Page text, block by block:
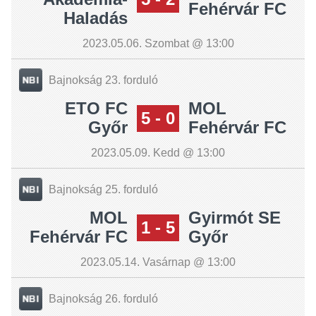
Haladás
Fehérvár FC
2023.05.06. Szombat @ 13:00
Bajnokság 23. forduló
ETO FC
Győr
5 - 0
MOL
Fehérvár FC
2023.05.09. Kedd @ 13:00
Bajnokság 25. forduló
MOL
Fehérvár FC
1 - 5
Gyirmót SE
Győr
2023.05.14. Vasárnap @ 13:00
Bajnokság 26. forduló